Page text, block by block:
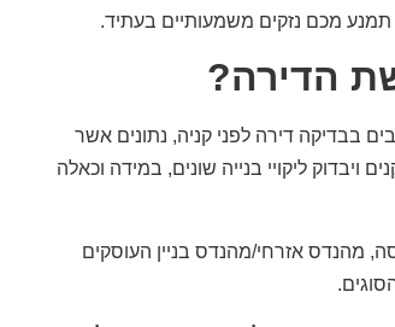
מכם נזקים משמעותיים בעתיד.
הדירה?
בבדיקה דירה לפני קניה, נתונים אשר
ליקויי בנייה שונים, במידה וכאלה
מהנדס אזרחי/מהנדס בניין העוסקים